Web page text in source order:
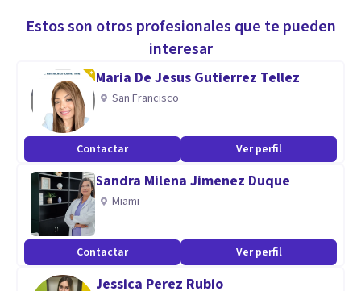
Estos son otros profesionales que te pueden
interesar
Maria De Jesus Gutierrez Tellez
San Francisco
Contactar Ver perfil
Sandra Milena Jimenez Duque
Miami
Contactar Ver perfil
Jessica Perez Rubio